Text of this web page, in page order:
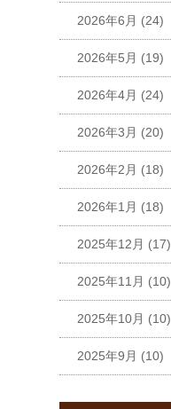
2026年6月 (24)
2026年5月 (19)
2026年4月 (24)
2026年3月 (20)
2026年2月 (18)
2026年1月 (18)
2025年12月 (17)
2025年11月 (10)
2025年10月 (10)
2025年9月 (10)